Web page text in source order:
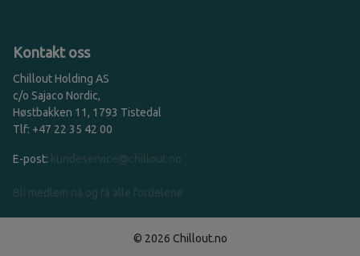
Kontakt oss
Chillout Holding AS
c/o Sajaco Nordic,
Høstbakken 11, 1793 Tistedal
Tlf: +47 22 35 42 00
E-post: kundeservice@chillout.no
Bli medlem nå og få alle fordelene
© 2026 Chillout.no